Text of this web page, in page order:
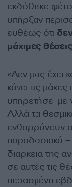
εκδόθηκε
υπήρξαν
ευθέως ότι
μάχιμες
«Δεν μας έχει
κάνει τις
υπηρετήσει με
Αλλά τα
ενθαρρύνουν
παραδοσιακά –
διάρκεια της
σε αυτές τις
περασμένη